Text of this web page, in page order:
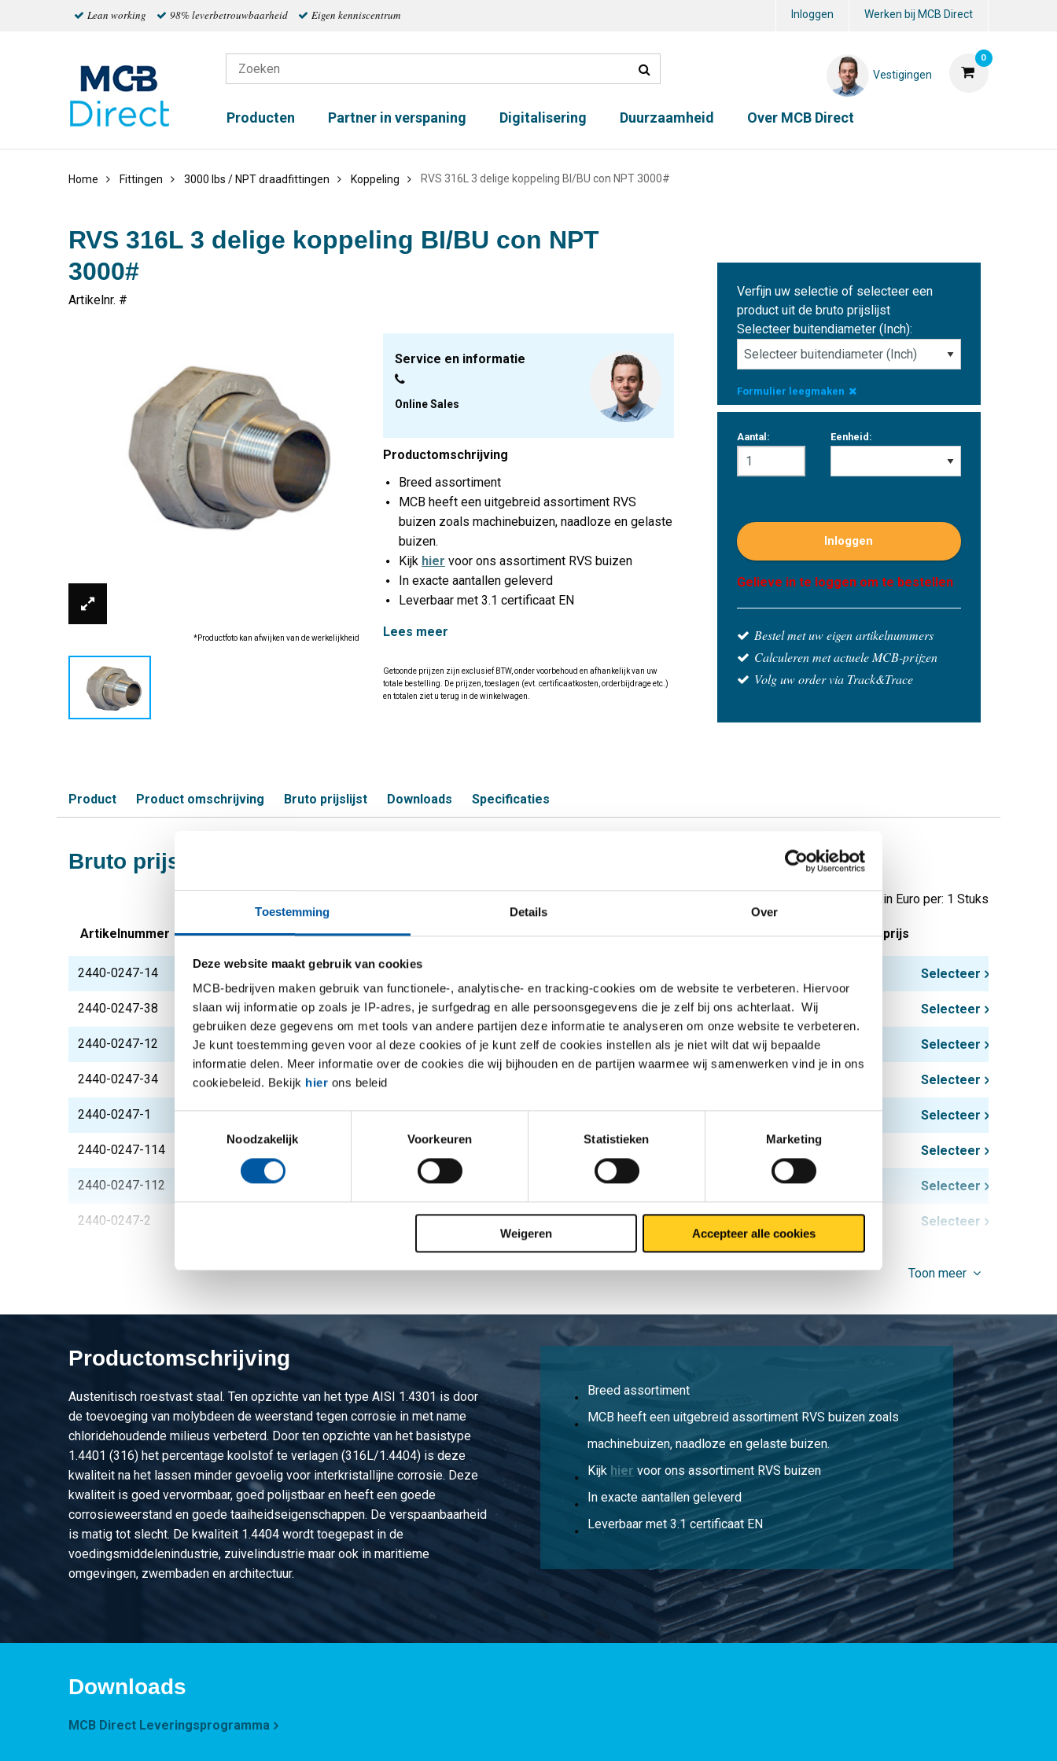
Toestemming Details Over
Deze website maakt gebruik van cookies
MCB-bedrijven maken gebruik van functionele-, analytische- en tracking-cookies om de website te verbeteren. Hiervoor
slaan wij informatie op zoals je IP-adres, je surfgedrag en alle persoonsgegevens die je zelf bij ons achterlaat. Wij
gebruiken deze gegevens om met tools van andere partijen deze informatie te analyseren om onze website te verbeteren.
Je kunt toestemming geven voor al deze cookies of je kunt zelf de cookies instellen als je niet wilt dat wij bepaalde
informatie delen. Meer informatie over de cookies die wij bijhouden en de partijen waarmee wij samenwerken vind je in ons
cookiebeleid. Bekijk hier ons beleid
Noodzakelijk
Voorkeuren Statistieken Marketing
Weigeren Accepteer alle cookies
Lean working 98% leverbetrouwbaarheid Eigen kenniscentrum Inloggen Werken bij MCB Direct
0
Vestigingen
Producten Partner in verspaning Digitalisering Duurzaamheid Over MCB Direct
Home Fittingen 3000 lbs / NPT draadfittingen Koppeling RVS 316L 3 delige koppeling BI/BU con NPT 3000#
RVS 316L 3 delige koppeling BI/BU con NPT
3000#
Artikelnr. #
*Productfoto kan afwijken van de werkelijkheid
Service en informatie
Online Sales
Productomschrijving
Breed assortiment
MCB heeft een uitgebreid assortiment RVS
buizen zoals machinebuizen, naadloze en gelaste
buizen.
Kijk hier voor ons assortiment RVS buizen
In exacte aantallen geleverd
Leverbaar met 3.1 certificaat EN
Lees meer
Getoonde prijzen zijn exclusief BTW, onder voorbehoud en afhankelijk van uw
totale bestelling. De prijzen, toeslagen (evt. certificaatkosten, orderbijdrage etc.)
en totalen ziet u terug in de winkelwagen.
Verfijn uw selectie of selecteer een
product uit de bruto prijslijst
Selecteer buitendiameter (Inch):
Formulier leegmaken
Aantal: Eenheid:
Inloggen
Gelieve in te loggen om te bestellen
Bestel met uw eigen artikelnummers
Calculeren met actuele MCB-prijzen
Volg uw order via Track&Trace
Product Product omschrijving Bruto prijslijst Downloads Specificaties
Bruto prijslijst: RVS 316L 3 delige koppeling BI/BU con NPT 3000#
Prijzen in Euro per: 1 Stuks
Artikelnummer Omschrijving Stuks gewicht in kg Bruto prijs
2440-0247-14 316L 3 delige koppeling BiBui con NPT 3000# 1/4In Selecteer
2440-0247-38 316L 3 delige koppeling BiBui con NPT 3000# 3/8In 0,39 Selecteer
2440-0247-12 316L 3 delige koppeling BiBui con NPT 3000# 1/2In 0,40 Selecteer
2440-0247-34 316L 3 delige koppeling BiBui con NPT 3000# 3/4In Selecteer
2440-0247-1 316L 3 delige koppeling BiBui con NPT 3000# 1In 1,00 Selecteer
2440-0247-114 316L 3 delige koppeling BiBui con NPT 3000# 1 1/4In Selecteer
2440-0247-112 316L 3 delige koppeling BiBui con NPT 3000# 1 1/2In 1,75 Selecteer
2440-0247-2 316L 3 delige koppeling BiBui con NPT 3000# 2In 3,10 Selecteer
Toon meer
Productomschrijving
Austenitisch roestvast staal. Ten opzichte van het type AISI 1.4301 is door
de toevoeging van molybdeen de weerstand tegen corrosie in met name
chloridehoudende milieus verbeterd. Door ten opzichte van het basistype
1.4401 (316) het percentage koolstof te verlagen (316L/1.4404) is deze
kwaliteit na het lassen minder gevoelig voor interkristallijne corrosie. Deze
kwaliteit is goed vervormbaar, goed polijstbaar en heeft een goede
corrosieweerstand en goede taaiheidseigenschappen. De verspaanbaarheid
is matig tot slecht. De kwaliteit 1.4404 wordt toegepast in de
voedingsmiddelenindustrie, zuivelindustrie maar ook in maritieme
omgevingen, zwembaden en architectuur.
Breed assortiment
MCB heeft een uitgebreid assortiment RVS buizen zoals
machinebuizen, naadloze en gelaste buizen.
Kijk hier voor ons assortiment RVS buizen
In exacte aantallen geleverd
Leverbaar met 3.1 certificaat EN
Downloads
MCB Direct Leveringsprogramma